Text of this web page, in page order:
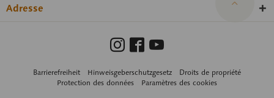
Adresse
Barrierefreiheit Hinweisgeberschutzgesetz
Droits de propriété
Protection des données
Paramètres des cookies